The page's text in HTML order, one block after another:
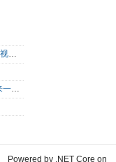
MiniMax H3 视频模型登顶开源社区第一，定义视频模型领域“斩杀线”
梁文锋被扒出早年微博小号，孤身前往无人区来一场相当 deep 的 seek 旅行
Powered by .NET Core on